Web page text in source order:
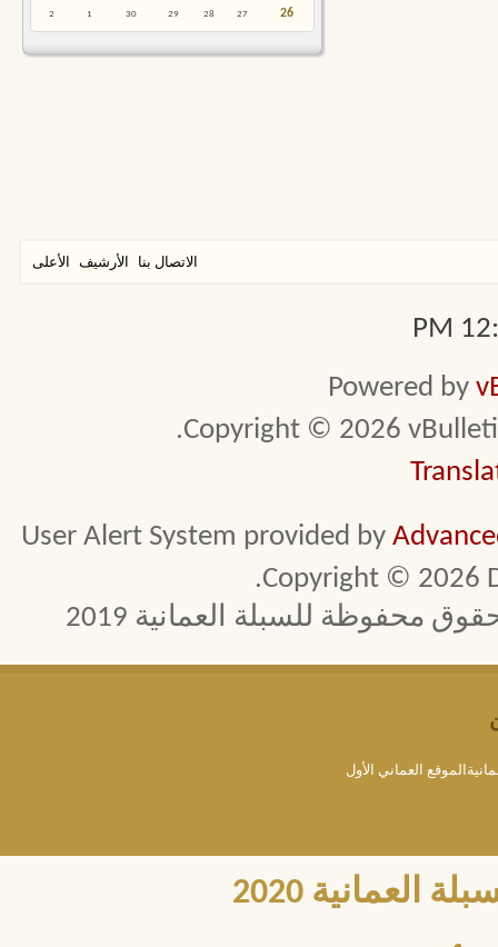
26
27
28
29
30
1
2
الاتصال بنا الأرشيف الأعلى
Powered by
Copyright © 2026
User Alert System provided by
Copyright © 2026
محفوظة للسبلة العمانية 2019
العماني الأول
2020